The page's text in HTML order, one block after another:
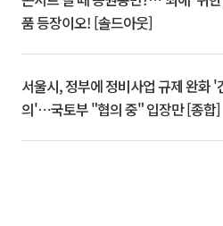
품 등장이오! [솔드아웃]
서울시, 정부에 정비사업 규제 완화 '
의'⋯국토부 "협의 중" 입장만 [종합]